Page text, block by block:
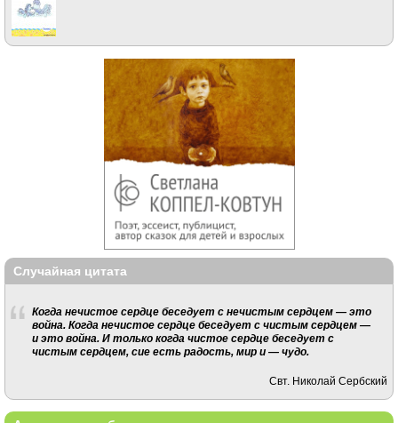
Случайная цитата
Когда нечистое сердце беседует с нечистым сердцем — это
война. Когда нечистое сердце беседует с чистым сердцем —
и это война. И только когда чистое сердце беседует с
чистым сердцем, сие есть радость, мир и — чудо.
Свт. Николай Сербский